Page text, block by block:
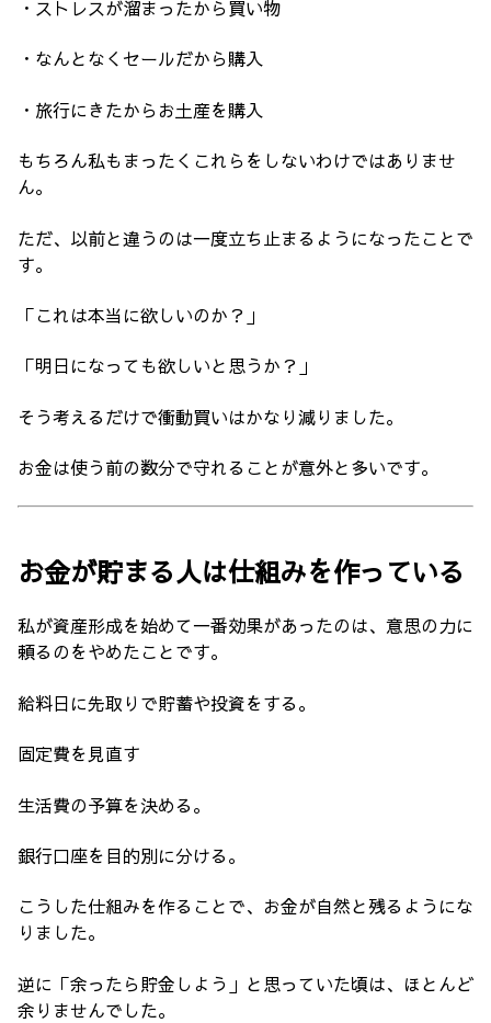
・ストレスが溜まったから買い物
・なんとなくセールだから購入
・旅行にきたからお土産を購入
もちろん私もまったくこれらをしないわけではありませ
ん。
ただ、以前と違うのは一度立ち止まるようになったことで
す。
「これは本当に欲しいのか？」
「明日になっても欲しいと思うか？」
そう考えるだけで衝動買いはかなり減りました。
お金は使う前の数分で守れることが意外と多いです。
お金が貯まる人は仕組みを作っている
私が資産形成を始めて一番効果があったのは、意思の力に
頼るのをやめたことです。
給料日に先取りで貯蓄や投資をする。
固定費を見直す
生活費の予算を決める。
銀行口座を目的別に分ける。
こうした仕組みを作ることで、お金が自然と残るようにな
りました。
逆に「余ったら貯金しよう」と思っていた頃は、ほとんど
余りませんでした。